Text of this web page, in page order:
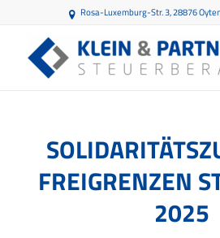
Rosa-Luxemburg-Str. 3, 28876
FREIGRENZEN
2025